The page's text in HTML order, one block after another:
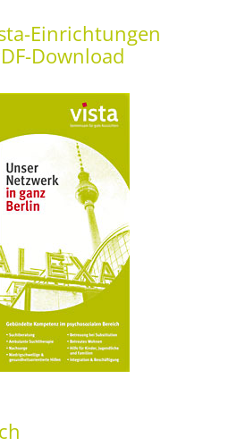
Einrichtungen
Download